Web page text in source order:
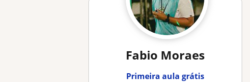
Fabio Moraes
Primeira aula grátis